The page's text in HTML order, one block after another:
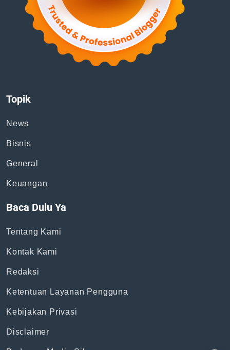
Topik
News
Bisnis
General
Keuangan
Baca Dulu Ya
Tentang Kami
Kontak Kami
Redaksi
Ketentuan Layanan Pengguna
Kebijakan Privasi
Disclaimer